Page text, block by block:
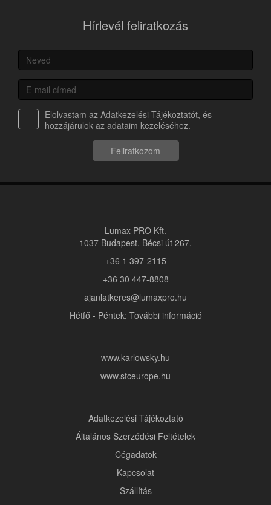
Hírlevél feliratkozás
Elolvastam az Adatkezelési Tájékoztatót, és
hozzájárulok az adataim kezeléséhez.
Feliratkozom
Lumax PRO Kft.
1037 Budapest, Bécsi út 267.
+36 1 397-2115
+36 30 447-8808
ajanlatkeres@lumaxpro.hu
Hétfő - Péntek: További információ
www.karlowsky.hu
www.sfceurope.hu
Adatkezelési Tájékoztató
Általános Szerződési Feltételek
Cégadatok
Kapcsolat
Szállítás